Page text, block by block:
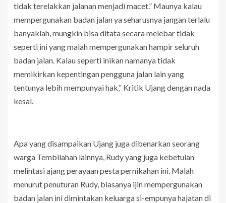
tidak terelakkan jalanan menjadi macet.” Maunya kalau
mempergunakan badan jalan ya seharusnya jangan terlalu
banyaklah, mungkin bisa ditata secara melebar tidak
seperti ini yang malah mempergunakan hampir seluruh
badan jalan. Kalau seperti inikan namanya tidak
memikirkan kepentingan pengguna jalan lain yang
tentunya lebih mempunyai hak,” Kritik Ujang dengan nada
kesal.
Apa yang disampaikan Ujang juga dibenarkan seorang
warga Tembilahan lainnya, Rudy yang juga kebetulan
melintasi ajang perayaan pesta pernikahan ini. Malah
menurut penuturan Rudy, biasanya ijin mempergunakan
badan jalan ini dimintakan keluarga si-empunya hajatan di